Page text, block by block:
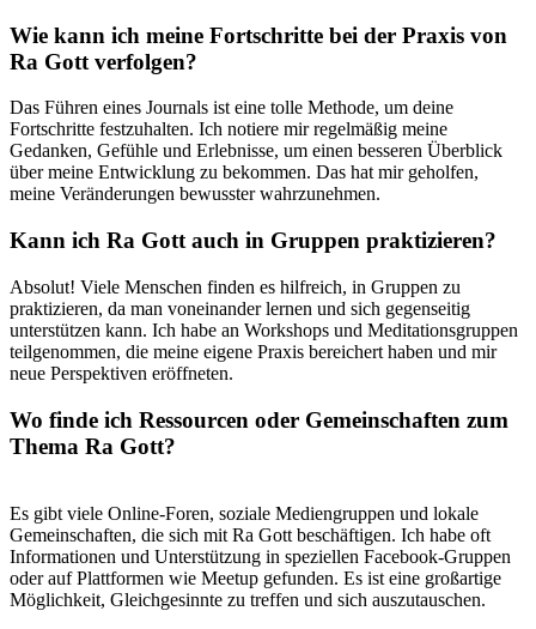
Wie kann ⁢ich meine Fortschritte ⁢bei ⁤der Praxis von
Ra Gott verfolgen?
Das Führen‍ eines Journals ist eine tolle⁤ Methode, um deine
Fortschritte ⁢festzuhalten. ​Ich notiere mir regelmäßig‌ meine
Gedanken, Gefühle und Erlebnisse, ‌um‍ einen besseren⁣ Überblick
über meine ‍Entwicklung‍ zu ⁤bekommen. Das​ hat mir geholfen,
meine Veränderungen bewusster‍ wahrzunehmen.
Kann ich Ra Gott auch in Gruppen praktizieren?
Absolut! Viele Menschen finden ⁤es ‌hilfreich, in Gruppen⁤ zu
praktizieren,⁤ da ⁣man voneinander lernen ⁢und‍ sich‌ gegenseitig
unterstützen kann. Ich habe an Workshops und Meditationsgruppen
⁢teilgenommen, ​die meine ⁤eigene Praxis⁢ bereichert haben​ und mir
‌neue Perspektiven eröffneten.
Wo finde ich‍ Ressourcen ⁢oder Gemeinschaften⁣ zum
Thema Ra Gott?
Es gibt viele Online-Foren, soziale Mediengruppen und ⁤lokale
⁤Gemeinschaften, die ⁢sich mit Ra Gott beschäftigen. ⁢Ich habe oft
Informationen‌ und⁤ Unterstützung in speziellen⁣ Facebook-Gruppen
oder auf Plattformen wie Meetup gefunden. ⁤Es ist eine großartige‍
Möglichkeit,⁢ Gleichgesinnte zu ⁣treffen ‌und sich auszutauschen.